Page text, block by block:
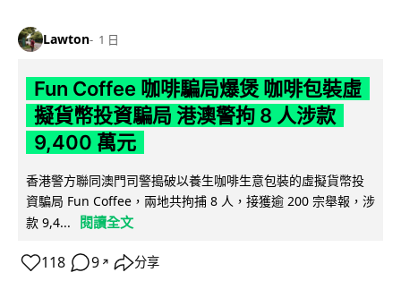
Lawton 1 日
Fun Coffee 咖啡騙局爆煲 咖啡包裝虛
擬貨幣投資騙局 港澳警拘 8 人涉款
9,400 萬元
香港警方聯同澳門司警搗破以養生咖啡生意包裝的虛擬貨幣投
資騙局 Fun Coffee，兩地共拘捕 8 人，接獲逾 200 宗舉報，涉
款 9,4...
閱讀全文
118 9 ↗ 分享